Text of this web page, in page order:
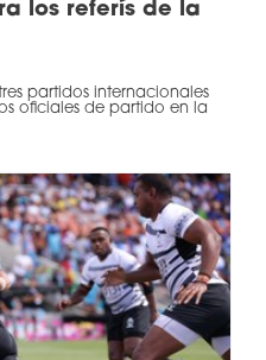
los referís de la
partidos internacionales
oficiales de partido en la